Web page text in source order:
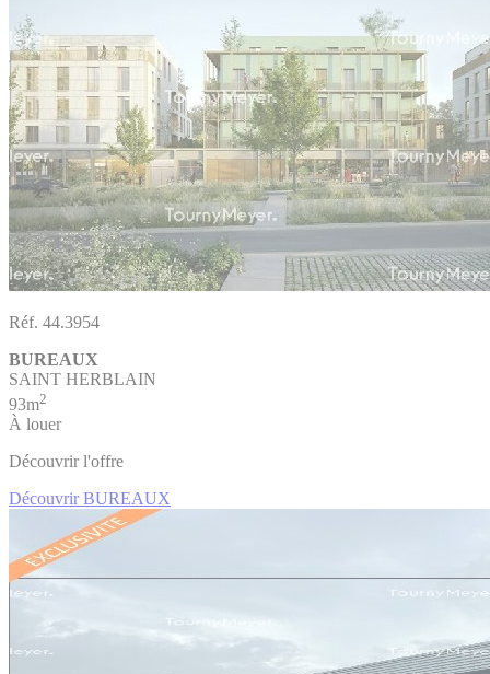
Réf. 44.3954
BUREAUX
SAINT HERBLAIN
93m2
À louer
Découvrir l'offre
Découvrir BUREAUX